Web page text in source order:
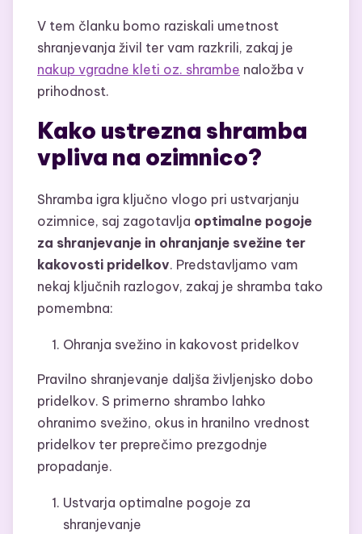
V tem članku bomo raziskali umetnost
shranjevanja živil ter vam razkrili, zakaj je
nakup vgradne kleti oz. shrambe naložba v
prihodnost.
Kako ustrezna shramba
vpliva na ozimnico?
Shramba igra ključno vlogo pri ustvarjanju
ozimnice, saj zagotavlja optimalne pogoje
za shranjevanje in ohranjanje svežine ter
kakovosti pridelkov. Predstavljamo vam
nekaj ključnih razlogov, zakaj je shramba tako
pomembna:
Ohranja svežino in kakovost pridelkov
Pravilno shranjevanje daljša življenjsko dobo
pridelkov. S primerno shrambo lahko
ohranimo svežino, okus in hranilno vrednost
pridelkov ter preprečimo prezgodnje
propadanje.
Ustvarja optimalne pogoje za
shranjevanje